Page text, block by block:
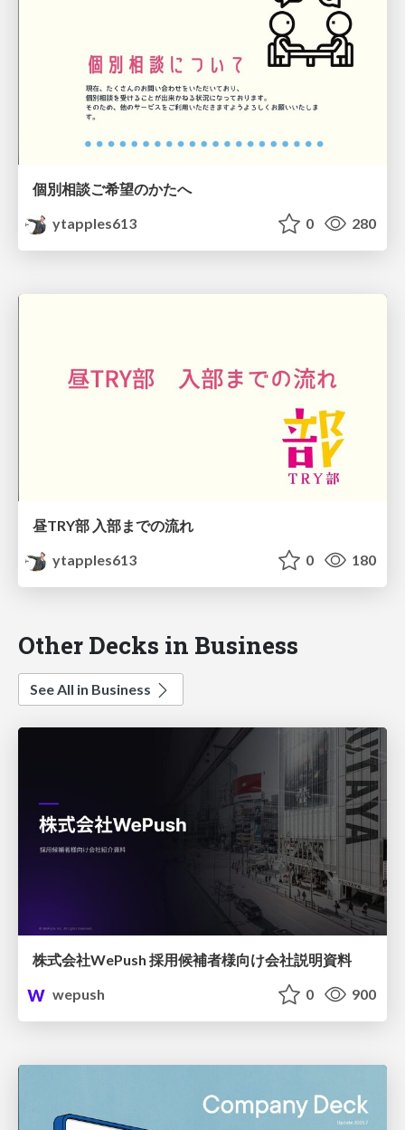
個別相談ご希望のかたへ
ytapples613
0 280
昼TRY部 入部までの流れ
ytapples613
0 180
Other Decks in Business
See All in Business
株式会社WePush 採用候補者様向け会社説明資料
wepush
0 900